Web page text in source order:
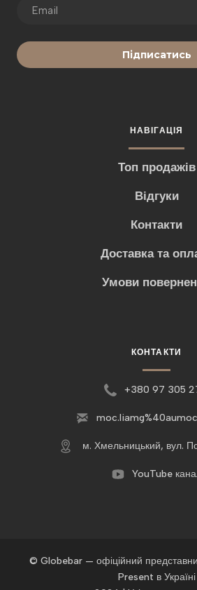
Підписатись
НАВІГАЦІЯ
Топ продажів
Відгуки
Контакти
Доставка та
Умови
КОНТАКТИ
+380 97 305
м. Хмельницький, вул.
YouTube
© Globebar — офіційний
Present в Україні